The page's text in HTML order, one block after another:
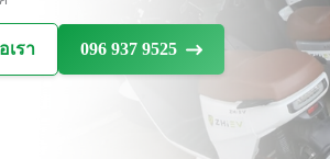
เรา 096 937 9525